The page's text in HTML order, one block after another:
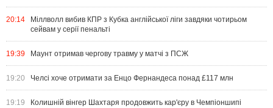
20:14
Міллволл вибив КПР з Кубка англійської ліги завдяки чотирьом
сейвам у серії пенальті
19:39 Маунт отримав чергову травму у матчі з ПСЖ
19:20 Челсі хоче отримати за Енцо Фернандеса понад £117 млн
19:19 Колишній вінгер Шахтаря продовжить кар'єру в Чемпіоншипі